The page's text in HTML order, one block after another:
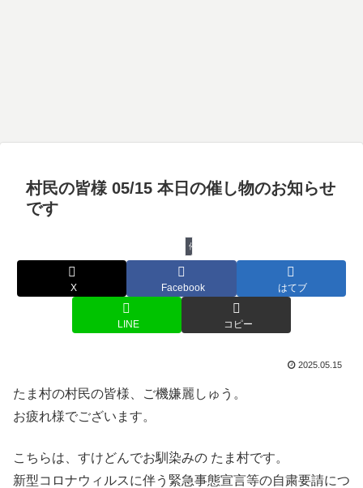
村民の皆様 05/15 本日の催し物のお知らせ
です
催し物
X Facebook はてブ
LINE コピー
2025.05.15
たま村の村民の皆様、ご機嫌麗しゅう。
お疲れ様でございます。
こちらは、すけどんでお馴染みの たま村です。
新型コロナウィルスに伴う緊急事態宣言等の自粛要請につ